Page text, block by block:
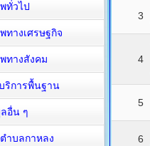
3
4
5
6
ทั่วไป
ทางเศรษฐกิจ
ทางสังคม
ริการพื้นฐาน
อื่น ๆ
ำบลกาหลง